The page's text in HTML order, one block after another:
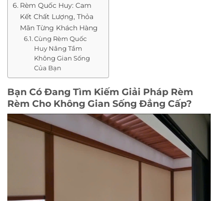
Rèm Quốc Huy: Cam
Kết Chất Lượng, Thỏa
Mãn Từng Khách Hàng
Cùng Rèm Quốc
Huy Nâng Tầm
Không Gian Sống
Của Bạn
Bạn Có Đang Tìm Kiếm Giải Pháp Rèm
Rèm Cho Không Gian Sống Đẳng Cấp?